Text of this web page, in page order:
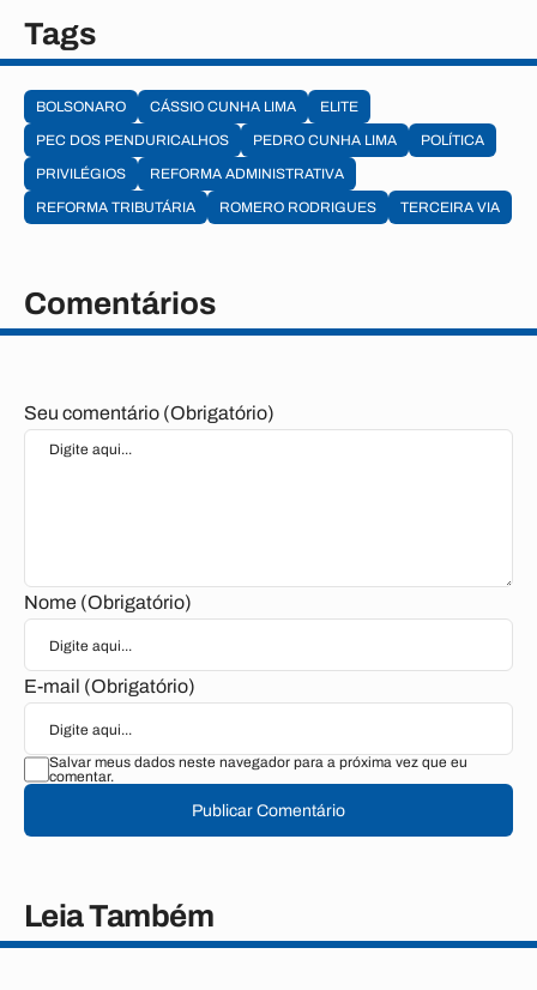
Tags
BOLSONARO CÁSSIO CUNHA LIMA
ELITE
PEC DOS PENDURICALHOS
PEDRO CUNHA LIMA
POLÍTICA
PRIVILÉGIOS
REFORMA ADMINISTRATIVA
REFORMA TRIBUTÁRIA
ROMERO RODRIGUES TERCEIRA VIA
Comentários
Seu comentário (Obrigatório)
Nome (Obrigatório)
E-mail (Obrigatório)
Salvar meus dados neste navegador para a próxima vez que eu
comentar.
Publicar Comentário
Leia Também